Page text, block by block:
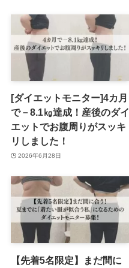
[ダイエットモニター]4カ月
で－8.1㎏達成！産後のダイ
エットでお腹周りがスッキ
リしました！
2026年6月28日
【先着5名限定】まだ間に